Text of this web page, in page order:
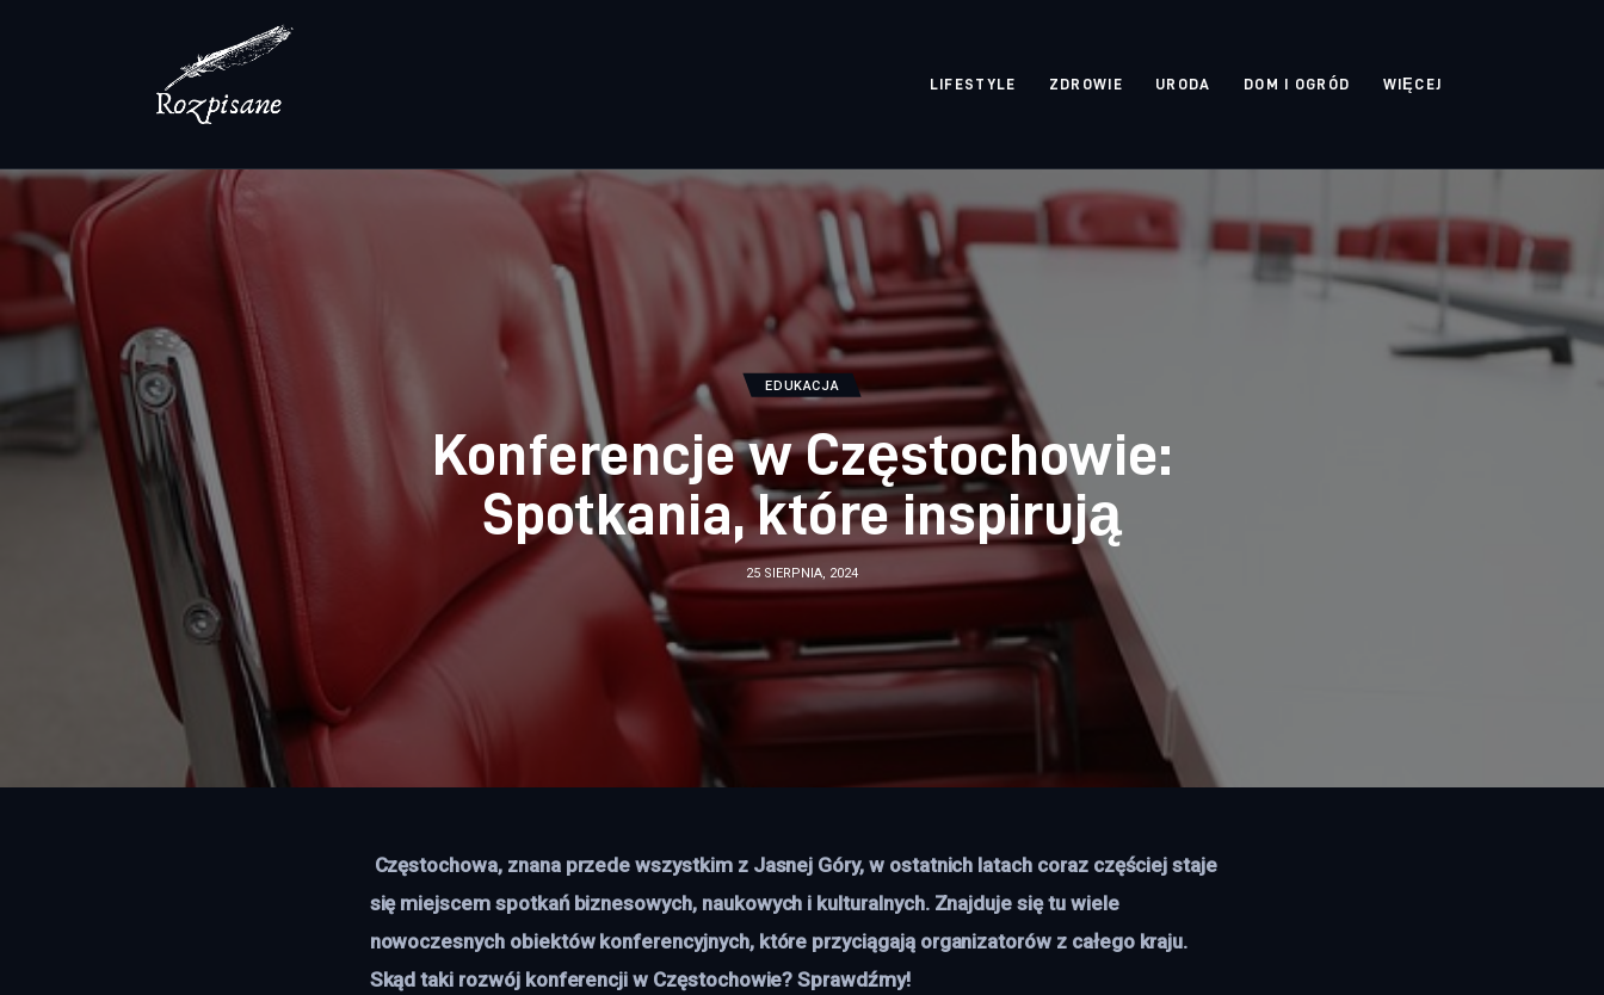
LIFESTYLE ZDROWIE URODA DOM I OGRÓD WIĘCEJ
Dom i ogród
Więcej
EDUKACJA
Konferencje w Częstochowie:
Spotkania, które inspirują
25 SIERPNIA, 2024
się miejscem spotkań biznesowych, naukowych i kulturalnych. Znajduje się tu wiele
nowoczesnych obiektów konferencyjnych, które przyciągają organizatorów z całego kraju.
Skąd taki rozwój konferencji w Częstochowie? Sprawdźmy!